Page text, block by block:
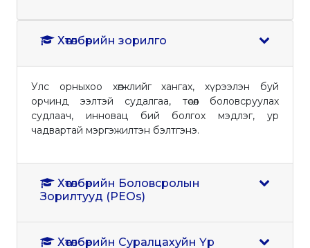
Хөтөлбөрийн зорилго
Улс орныхоо хөгжлийг хангах, хүрээлэн буй
орчинд ээлтэй судалгаа, төсөл боловсруулах
судлаач, инновац бий болгох мэдлэг, ур
чадвартай мэргэжилтэн бэлтгэнэ.
Зорилтууд (PEOs)